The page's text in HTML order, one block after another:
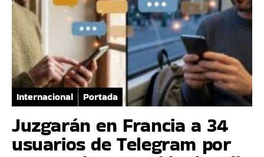
Internacional Portada
Juzgarán en Francia a 34
usuarios de Telegram por